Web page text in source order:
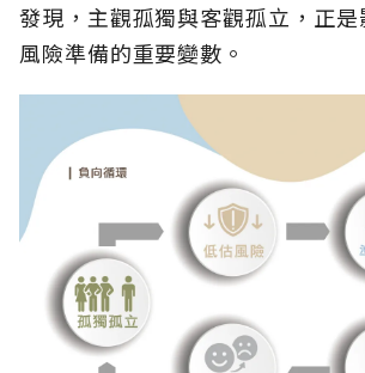
發現，主觀孤獨與客觀孤立，正
風險準備的重要變數。